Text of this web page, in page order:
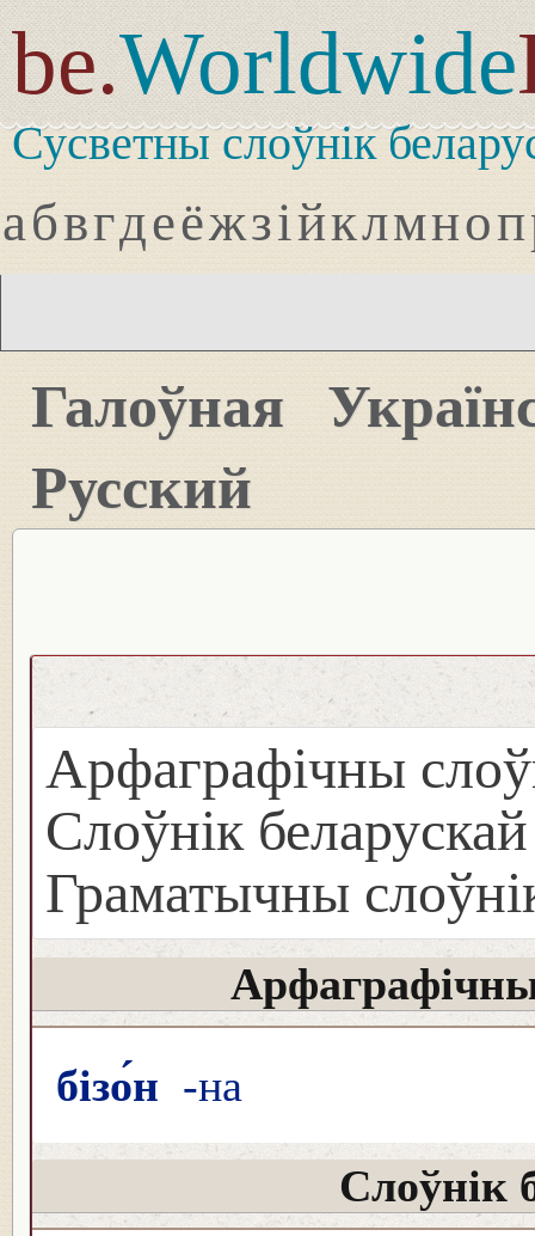
be.Worldwide
Сусветны слоўнік
абвгдеёжзійклмноп
Галоўная
Русский
Арфаграфічны
Слоўнік
Граматычны
бізо́н -на
Слоўнік